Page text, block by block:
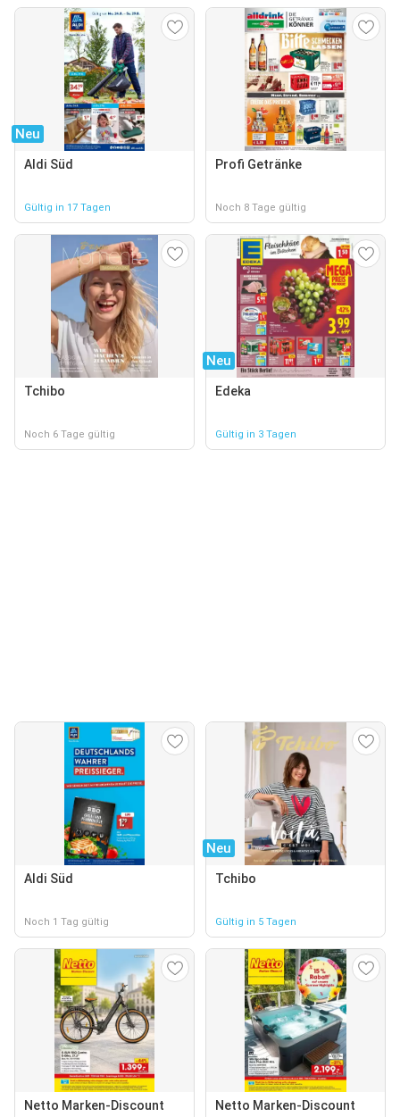
Neu
Aldi Süd
Gültig in 17 Tagen
Profi Getränke
Noch 8 Tage gültig
Tchibo
Noch 6 Tage gültig
Neu
Edeka
Gültig in 3 Tagen
Aldi Süd
Noch 1 Tag gültig
Neu
Tchibo
Gültig in 5 Tagen
Netto Marken-Discount Netto Marken-Discount